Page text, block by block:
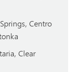
Centro
Clear